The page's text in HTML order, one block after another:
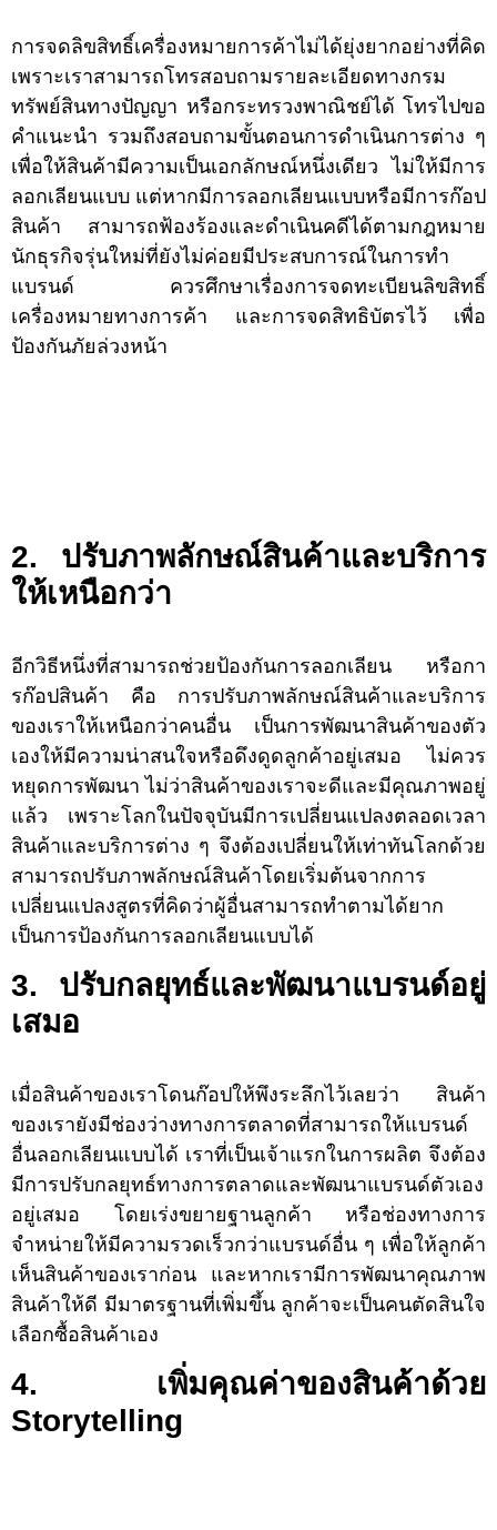
การจดลิขสิทธิ์เครื่องหมายการค้าไม่ได้ยุ่งยากอย่างที่คิด
เพราะเราสามารถโทรสอบถามรายละเอียดทางกรม
ทรัพย์สินทางปัญญา หรือกระทรวงพาณิชย์ได้ โทรไปขอ
คำแนะนำ รวมถึงสอบถามขั้นตอนการดำเนินการต่าง ๆ
เพื่อให้สินค้ามีความเป็นเอกลักษณ์หนึ่งเดียว ไม่ให้มีการ
ลอกเลียนแบบ แต่หากมีการลอกเลียนแบบหรือมีการก๊อป
สินค้า สามารถฟ้องร้องและดำเนินคดีได้ตามกฎหมาย
นักธุรกิจรุ่นใหม่ที่ยังไม่ค่อยมีประสบการณ์ในการทำ
แบรนด์ ควรศึกษาเรื่องการจดทะเบียนลิขสิทธิ์
เครื่องหมายทางการค้า และการจดสิทธิบัตรไว้ เพื่อ
ป้องกันภัยล่วงหน้า
2. ปรับภาพลักษณ์สินค้าและบริการ
ให้เหนือกว่า
อีกวิธีหนึ่งที่สามารถช่วยป้องกันการลอกเลียน หรือกา
รก๊อปสินค้า คือ การปรับภาพลักษณ์สินค้าและบริการ
ของเราให้เหนือกว่าคนอื่น เป็นการพัฒนาสินค้าของตัว
เองให้มีความน่าสนใจหรือดึงดูดลูกค้าอยู่เสมอ ไม่ควร
หยุดการพัฒนา ไม่ว่าสินค้าของเราจะดีและมีคุณภาพอยู่
แล้ว เพราะโลกในปัจจุบันมีการเปลี่ยนแปลงตลอดเวลา
สินค้าและบริการต่าง ๆ จึงต้องเปลี่ยนให้เท่าทันโลกด้วย
สามารถปรับภาพลักษณ์สินค้าโดยเริ่มต้นจากการ
เปลี่ยนแปลงสูตรที่คิดว่าผู้อื่นสามารถทำตามได้ยาก
เป็นการป้องกันการลอกเลียนแบบได้
3. ปรับกลยุทธ์และพัฒนาแบรนด์อยู่
เสมอ
เมื่อสินค้าของเราโดนก๊อปให้พึงระลึกไว้เลยว่า สินค้า
ของเรายังมีช่องว่างทางการตลาดที่สามารถให้แบรนด์
อื่นลอกเลียนแบบได้ เราที่เป็นเจ้าแรกในการผลิต จึงต้อง
มีการปรับกลยุทธ์ทางการตลาดและพัฒนาแบรนด์ตัวเอง
อยู่เสมอ โดยเร่งขยายฐานลูกค้า หรือช่องทางการ
จำหน่ายให้มีความรวดเร็วกว่าแบรนด์อื่น ๆ เพื่อให้ลูกค้า
เห็นสินค้าของเราก่อน และหากเรามีการพัฒนาคุณภาพ
สินค้าให้ดี มีมาตรฐานที่เพิ่มขึ้น ลูกค้าจะเป็นคนตัดสินใจ
เลือกซื้อสินค้าเอง
4. เพิ่มคุณค่าของสินค้าด้วย
Storytelling